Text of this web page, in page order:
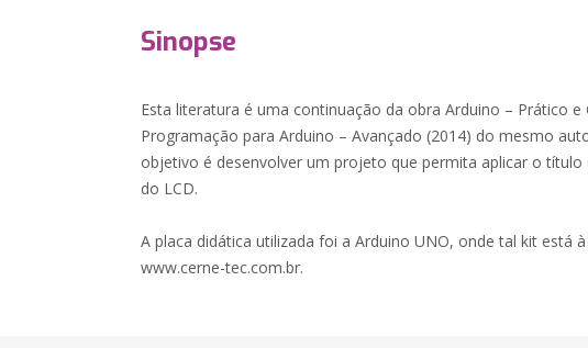
Sinopse
Esta literatura é uma continuação da obra Arduino – Prático e
Programação para Arduino – Avançado (2014) do mesmo
objetivo é desenvolver um projeto que permita aplicar o título
do LCD.
A placa didática utilizada foi a Arduino UNO, onde tal kit está
www.cerne-tec.com.br.